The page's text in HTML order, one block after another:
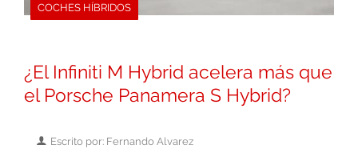
COCHES HÍBRIDOS
¿El Infiniti M Hybrid acelera más que
el Porsche Panamera S Hybrid?
Escrito por: Fernando Alvarez